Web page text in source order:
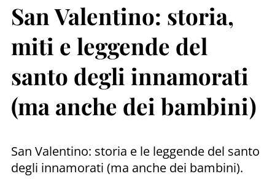
San Valentino: storia,
miti e leggende del
santo degli innamorati
(ma anche dei bambini)
San Valentino: storia e le leggende del santo
degli innamorati (ma anche dei bambini).